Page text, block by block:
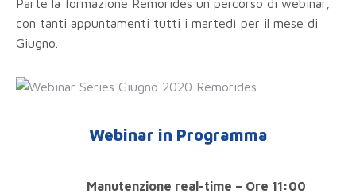
Parte la formazione Remorides un percorso di webinar,
con tanti appuntamenti tutti i martedì per il mese di
Giugno.
Webinar in Programma
Manutenzione real-time – Ore 11:00